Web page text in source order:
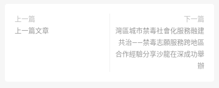
上一篇
上一篇文章
下一篇
灣區城市禁毒社會化服務融建
共治——禁毒志願服務跨地區
合作經驗分享沙龍在深成功舉
辦